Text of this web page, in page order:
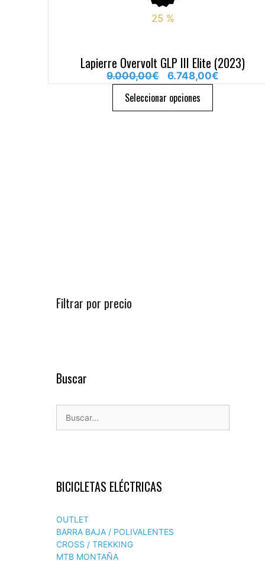
25 %
Lapierre Overvolt GLP III Elite (2023)
9.000,00€ 6.748,00€
Seleccionar opciones
Filtrar por precio
Buscar
BICICLETAS ELÉCTRICAS
OUTLET
BARRA BAJA / POLIVALENTES
CROSS / TREKKING
MTB MONTAÑA